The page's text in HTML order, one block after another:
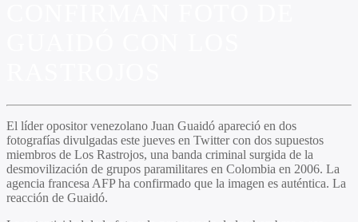
El líder opositor venezolano Juan Guaidó apareció en dos
fotografías divulgadas este jueves en Twitter con dos supuestos
miembros de Los Rastrojos, una banda criminal surgida de la
desmovilización de grupos paramilitares en Colombia en 2006. La
agencia francesa AFP ha confirmado que la imagen es auténtica. La
reacción de Guaidó.